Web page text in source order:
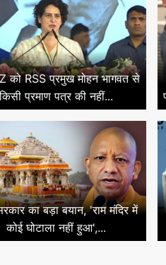
को RSS प्रमुख मोहन भागवत से
किसी प्रमाण पत्र की नहीं...
का बड़ा बयान, 'राम मंदिर में
कोई घोटाला नहीं हुआ',...